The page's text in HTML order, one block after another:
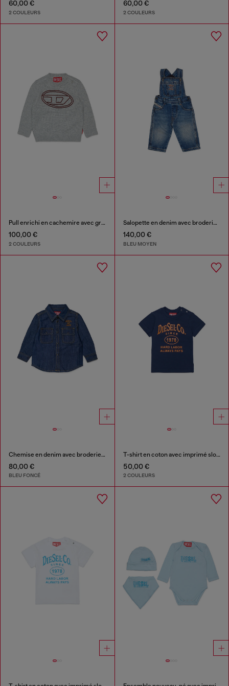
60,00 €
2 COULEURS
60,00 €
2 COULEURS
Pull enrichi en cachemire avec grand Oval D
100,00 €
2 COULEURS
Salopette en denim avec broderie logo
140,00 €
BLEU MOYEN
Chemise en denim avec broderie logo
80,00 €
BLEU FONCÉ
T-shirt en coton avec imprimé slogan
50,00 €
2 COULEURS